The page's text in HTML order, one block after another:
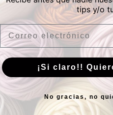
Lunes a Viernes:10.00 a
Sábados:
a
inspiración,
tips y/o
Email
¡Si claro!!
No gracias, no